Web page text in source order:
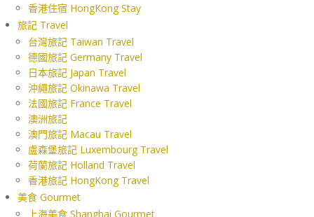
香港住宿 HongKong Stay
旅記 Travel
台灣旅記 Taiwan Travel
德國旅記 Germany Travel
日本旅記 Japan Travel
沖繩旅記 Okinawa Travel
法國旅記 France Travel
澳洲旅記
澳門旅記 Macau Travel
盧森堡旅記 Luxembourg Travel
荷蘭旅記 Holland Travel
香港旅記 HongKong Travel
美食 Gourmet
上海美食 Shanghai Gourmet